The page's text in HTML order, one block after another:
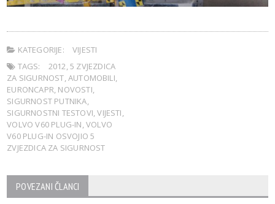
KATEGORIJE:
VIJESTI
TAGS:
2012,5 ZVJEZDICA
ZA SIGURNOST,AUTOMOBILI,
EURONCAPR, NOVOSTI,
SIGURNOST PUTNIKA,
SIGURNOSTNI TESTOVI,VIJESTI,
VOLVO V60 PLUG-IN,VOLVO
V60 PLUG-IN OSVOJIO 5
ZVJEZDICA ZA SIGURNOST
POVEZANI ČLANCI